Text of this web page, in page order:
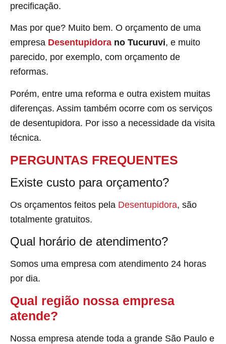
precificação.
Mas por que? Muito bem. O orçamento de uma
empresa Desentupidora no Tucuruvi, e muito
parecido, por exemplo, com orçamento de
reformas.
Porém, entre uma reforma e outra existem muitas
diferenças. Assim também ocorre com os serviços
de desentupidora. Por isso a necessidade da visita
técnica.
PERGUNTAS FREQUENTES
Existe custo para orçamento?
Os orçamentos feitos pela Desentupidora, são
totalmente gratuitos.
Qual horário de atendimento?
Somos uma empresa com atendimento 24 horas
por dia.
Qual região nossa empresa
atende?
Nossa empresa atende toda a grande São Paulo e